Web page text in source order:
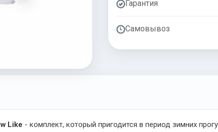
Гарантия
Самовывоз
Like - комплект, который пригодится в период зимних